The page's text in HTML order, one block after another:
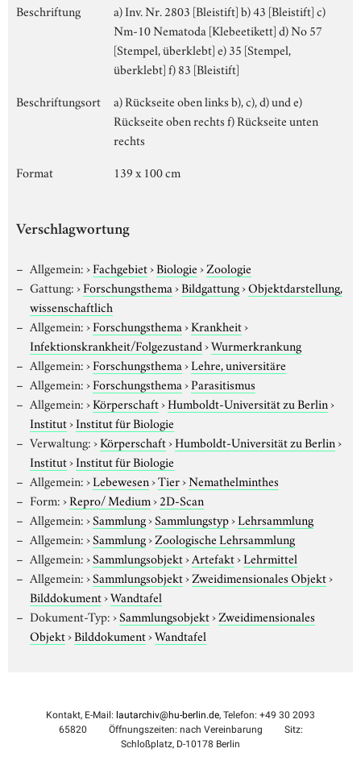
Beschriftung
a) Inv. Nr. 2803 [Bleistift] b) 43 [Bleistift] c)
Nm-10 Nematoda [Klebeetikett] d) No 57
[Stempel, überklebt] e) 35 [Stempel,
überklebt] f) 83 [Bleistift]
Beschriftungsort
a) Rückseite oben links b), c), d) und e)
Rückseite oben rechts f) Rückseite unten
rechts
Format
139 x 100 cm
Verschlagwortung
Allgemein:›Fachgebiet›Biologie›Zoologie
Gattung:›Forschungsthema›Bildgattung›Objektdarstellung,
wissenschaftlich
Allgemein:›Forschungsthema›Krankheit›
Infektionskrankheit/Folgezustand›Wurmerkrankung
Allgemein:›Forschungsthema›Lehre, universitäre
Allgemein:›Forschungsthema›Parasitismus
Allgemein:›Körperschaft›Humboldt-Universität zu Berlin›
Institut›Institut für Biologie
Verwaltung:›Körperschaft›Humboldt-Universität zu Berlin›
Institut›Institut für Biologie
Allgemein:›Lebewesen›Tier›Nemathelminthes
Form:›Repro/ Medium›2D-Scan
Allgemein:›Sammlung›Sammlungstyp›Lehrsammlung
Allgemein:›Sammlung›Zoologische Lehrsammlung
Allgemein:›Sammlungsobjekt›Artefakt›Lehrmittel
Allgemein:›Sammlungsobjekt›Zweidimensionales Objekt›
Bilddokument›Wandtafel
Dokument-Typ:›Sammlungsobjekt›Zweidimensionales
Objekt›Bilddokument›Wandtafel
Kontakt, E-Mail: lautarchiv@hu-berlin.de, Telefon: +49 30 2093
65820
Öffnungszeiten: nach Vereinbarung
Sitz:
Schloßplatz, D-10178 Berlin